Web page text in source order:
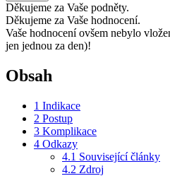
Děkujeme za Vaše podněty.
Děkujeme za Vaše hodnocení.
Vaše hodnocení ovšem nebylo
jen jednou za den)!
Obsah
1 Indikace
2 Postup
3 Komplikace
4 Odkazy
4.1 Související články
4.2 Zdroj